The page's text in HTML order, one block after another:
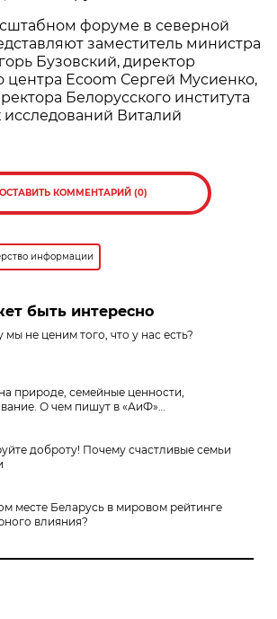
форуме в северной
заместитель министра
Бузовский, директор
центра Ecoom Сергей Мусиенко,
Белорусского института
исследований Виталий
ОСТАВИТЬ КОММЕНТАРИЙ (0)
информации
быть интересно
мы не ценим того, что у нас есть?
природе, семейные ценности,
О чем пишут в «АиФ»…
доброту! Почему счастливые семьи
месте Беларусь в мировом рейтинге
влияния?